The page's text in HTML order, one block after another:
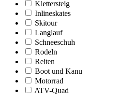
Klettersteig
Inlineskates
Skitour
Langlauf
Schneeschuh
Rodeln
Reiten
Boot und Kanu
Motorrad
ATV-Quad